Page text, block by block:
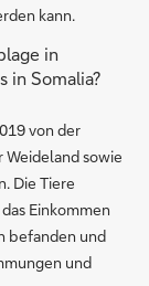
kann.
in
in Somalia?
von der
sowie
Die Tiere
Einkommen
befanden und
und